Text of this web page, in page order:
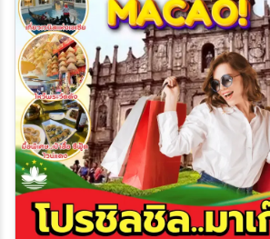
ประเทศ
เมือง
สายการบิน
ตั้งแต่วันที่